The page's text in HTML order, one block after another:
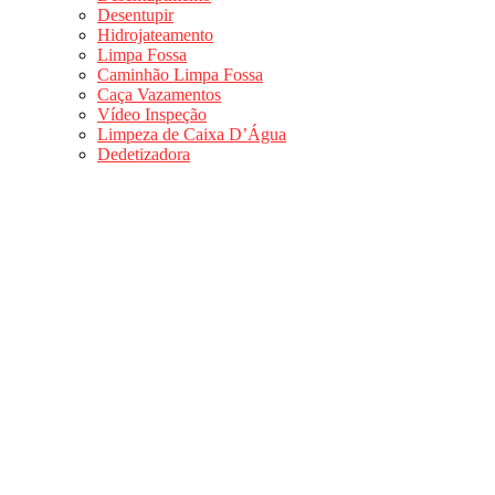
Desentupir
Hidrojateamento
Limpa Fossa
Caminhão Limpa Fossa
Caça Vazamentos
Vídeo Inspeção
Limpeza de Caixa D’Água
Dedetizadora